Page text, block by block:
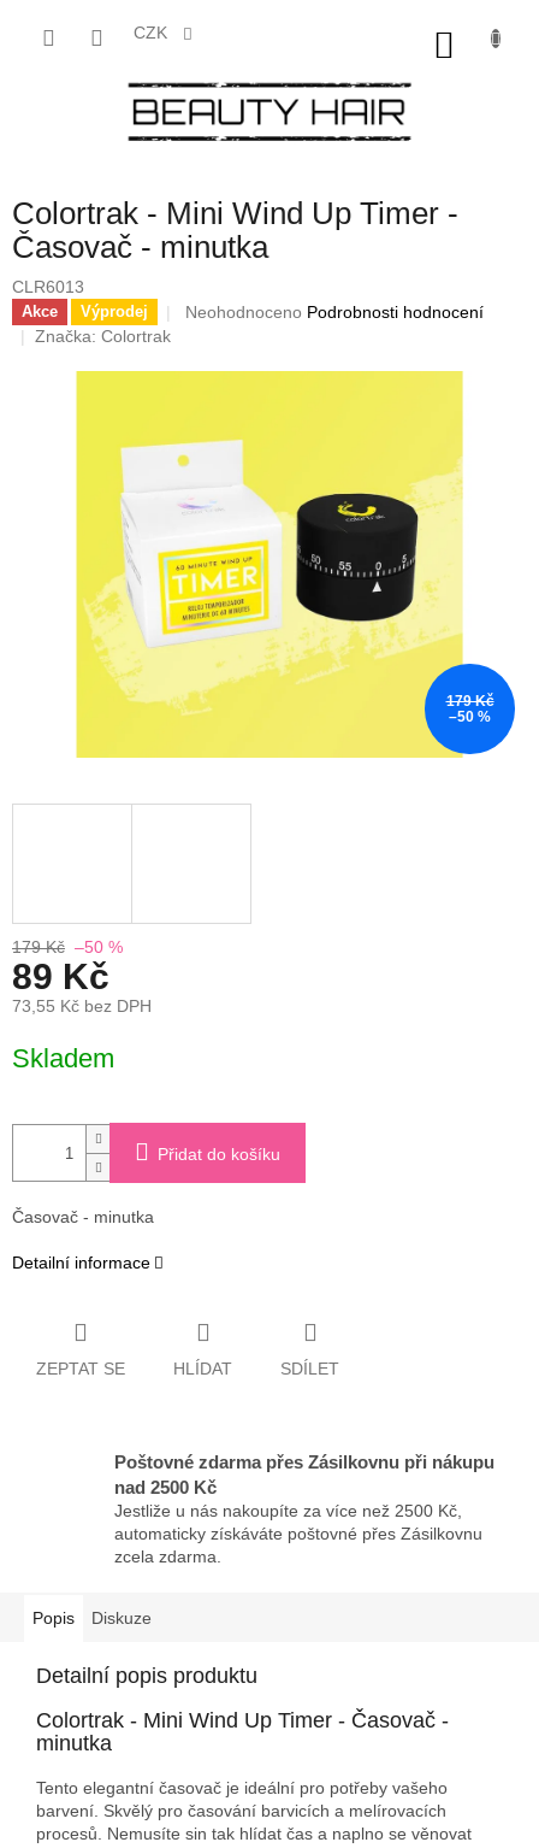
CZK
Colortrak - Mini Wind Up Timer -
Časovač - minutka
CLR6013
Akce Výprodej
Průměrné
5
hvězdiček.
Neohodnoceno Podrobnosti hodnocení
Značka: Colortrak
179 Kč
–50 %
179 Kč –50 %
89 Kč
73,55 Kč bez DPH
cena:
Skladem
Přidat do košíku
Časovač - minutka
Detailní informace
ZEPTAT SE HLÍDAT SDÍLET
Poštovné zdarma přes Zásilkovnu při nákupu
nad 2500 Kč
Jestliže u nás nakoupíte za více než 2500 Kč,
automaticky získáváte poštovné přes Zásilkovnu
zcela zdarma.
Popis Diskuze
Detailní popis produktu
Colortrak - Mini Wind Up Timer - Časovač -
minutka
Tento elegantní časovač je ideální pro potřeby vašeho
barvení. Skvělý pro časování barvicích a melírovacích
procesů. Nemusíte sin tak hlídat čas a naplno se věnovat